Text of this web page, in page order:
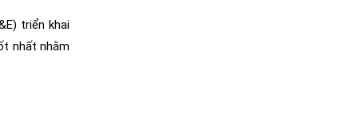
triển khai
nhất nhằm